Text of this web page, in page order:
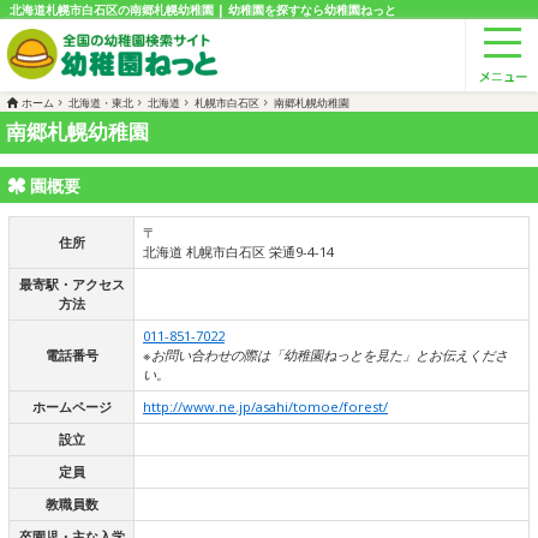
北海道札幌市白石区の南郷札幌幼稚園 | 幼稚園を探すなら幼稚園ねっと
ホーム 北海道・東北 北海道 札幌市白石区 南郷札幌幼稚園
南郷札幌幼稚園
園概要
住所
〒
北海道 札幌市白石区 栄通9-4-14
最寄駅・アクセス
方法
電話番号
011-851-7022
※お問い合わせの際は「幼稚園ねっとを見た」とお伝えくださ
い。
ホームページ
http://www.ne.jp/asahi/tomoe/forest/
設立
定員
教職員数